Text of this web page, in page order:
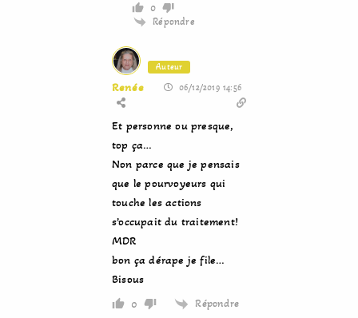
0
Répondre
Auteur
Renée 06/12/2019 14:56
Et personne ou presque,
top ça…
Non parce que je pensais
que le pourvoyeurs qui
touche les actions
s’occupait du traitement!
MDR
bon ça dérape je file…
Bisous
0 Répondre